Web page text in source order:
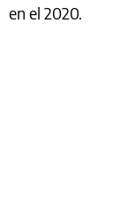
en el 2020.